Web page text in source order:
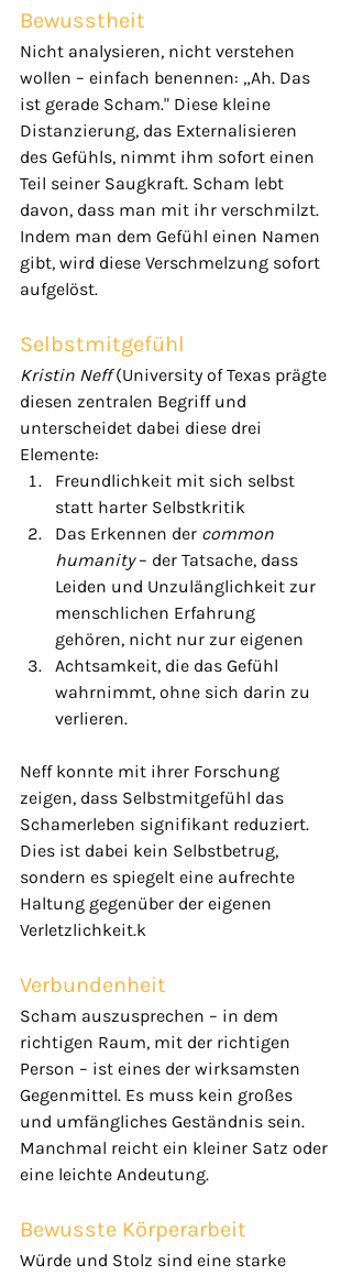
Bewusstheit
Nicht analysieren, nicht verstehen
wollen – einfach benennen: „Ah. Das
ist gerade Scham." Diese kleine
Distanzierung, das Externalisieren
des Gefühls, nimmt ihm sofort einen
Teil seiner Saugkraft. Scham lebt
davon, dass man mit ihr verschmilzt.
Indem man dem Gefühl einen Namen
gibt, wird diese Verschmelzung sofort
aufgelöst.
Selbstmitgefühl
Kristin Neff (University of Texas prägte
diesen zentralen Begriff und
unterscheidet dabei diese drei
Elemente:
Freundlichkeit mit sich selbst
statt harter Selbstkritik
Das Erkennen der common
humanity – der Tatsache, dass
Leiden und Unzulänglichkeit zur
menschlichen Erfahrung
gehören, nicht nur zur eigenen
Achtsamkeit, die das Gefühl
wahrnimmt, ohne sich darin zu
verlieren.
Neff konnte mit ihrer Forschung
zeigen, dass Selbstmitgefühl das
Schamerleben signifikant reduziert.
Dies ist dabei kein Selbstbetrug,
sondern es spiegelt eine aufrechte
Haltung gegenüber der eigenen
Verletzlichkeit.k
Verbundenheit
Scham auszusprechen – in dem
richtigen Raum, mit der richtigen
Person – ist eines der wirksamsten
Gegenmittel. Es muss kein großes
und umfängliches Geständnis sein.
Manchmal reicht ein kleiner Satz oder
eine leichte Andeutung.
Bewusste Körperarbeit
Würde und Stolz sind eine starke